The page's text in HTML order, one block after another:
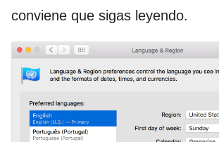
conviene que sigas leyendo.